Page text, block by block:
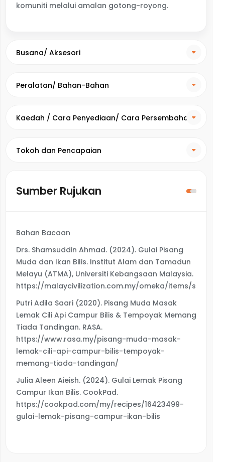
komuniti melalui amalan gotong-royong.
Busana/ Aksesori
Peralatan/ Bahan-Bahan
Kaedah / Cara Penyediaan/ Cara Persembahan
Tokoh dan Pencapaian
Sumber Rujukan
Bahan Bacaan
Drs. Shamsuddin Ahmad. (2024). Gulai Pisang
Muda dan Ikan Bilis. Institut Alam dan Tamadun
Melayu (ATMA), Universiti Kebangsaan Malaysia.
https://malaycivilization.com.my/omeka/items/show/
Putri Adila Saari (2020). Pisang Muda Masak
Lemak Cili Api Campur Bilis & Tempoyak Memang
Tiada Tandingan. RASA.
https://www.rasa.my/pisang-muda-masak-
lemak-cili-api-campur-bilis-tempoyak-
memang-tiada-tandingan/
Julia Aleen Aieish. (2024). Gulai Lemak Pisang
Campur Ikan Bilis. CookPad.
https://cookpad.com/my/recipes/16423499-
gulai-lemak-pisang-campur-ikan-bilis